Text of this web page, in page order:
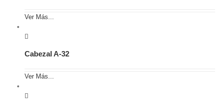
Ver Más...
Cabezal A-32
Ver Más...